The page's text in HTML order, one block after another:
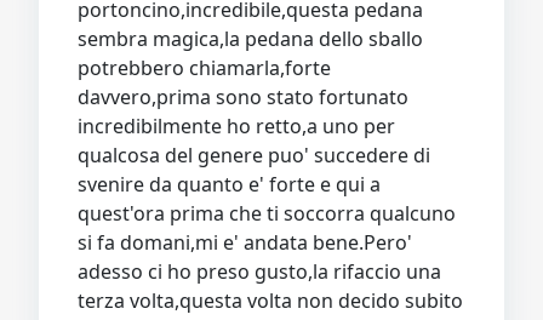
portoncino,incredibile,questa pedana
sembra magica,la pedana dello sballo
potrebbero chiamarla,forte
davvero,prima sono stato fortunato
incredibilmente ho retto,a uno per
qualcosa del genere puo' succedere di
svenire da quanto e' forte e qui a
quest'ora prima che ti soccorra qualcuno
si fa domani,mi e' andata bene.Pero'
adesso ci ho preso gusto,la rifaccio una
terza volta,questa volta non decido subito